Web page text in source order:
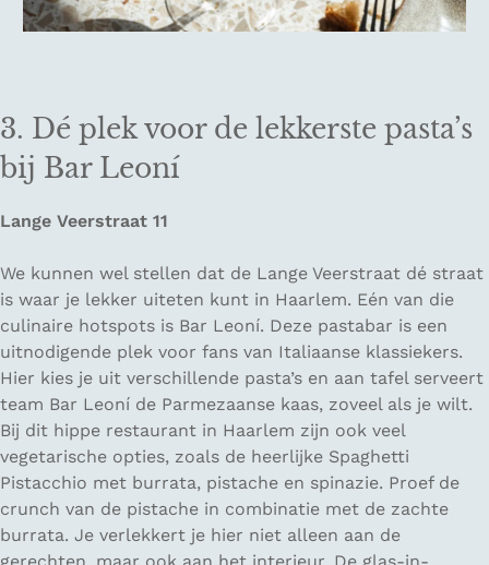
3. Dé plek voor de lekkerste pasta’s
bij Bar Leoní
Lange Veerstraat 11
We kunnen wel stellen dat de Lange Veerstraat dé straat
is waar je lekker uiteten kunt in Haarlem. Eén van die
culinaire hotspots is Bar Leoní. Deze pastabar is een
uitnodigende plek voor fans van Italiaanse klassiekers.
Hier kies je uit verschillende pasta’s en aan tafel serveert
team Bar Leoní de Parmezaanse kaas, zoveel als je wilt.
Bij dit hippe restaurant in Haarlem zijn ook veel
vegetarische opties, zoals de heerlijke Spaghetti
Pistacchio met burrata, pistache en spinazie. Proef de
crunch van de pistache in combinatie met de zachte
burrata. Je verlekkert je hier niet alleen aan de